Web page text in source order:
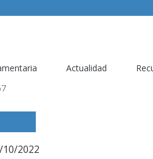
Actualidad
10/2022